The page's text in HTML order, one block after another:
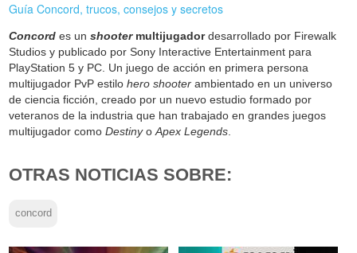
Guía Concord, trucos, consejos y secretos
Concord es unshootermultijugadordesarrollado por Firewalk
Studios y publicado por Sony Interactive Entertainment para
PlayStation 5 y PC. Un juego de acción en primera persona
multijugador PvP estilohero shooter ambientado en un universo
de ciencia ficción, creado por un nuevo estudio formado por
veteranos de la industria que han trabajado en grandes juegos
multijugador comoDestinyoApex Legends.
OTRAS NOTICIAS SOBRE:
concord